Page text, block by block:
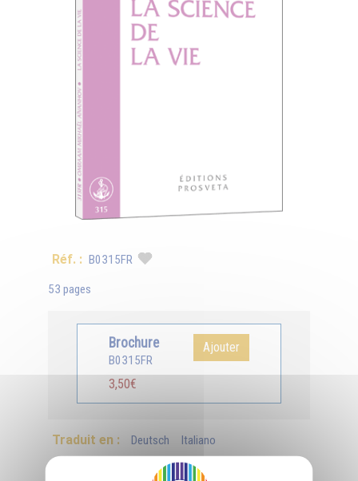
Réf. : B0315FR
53 pages
Brochure
B0315FR
3,50€
Ajouter
Traduit en : Deutsch Italiano